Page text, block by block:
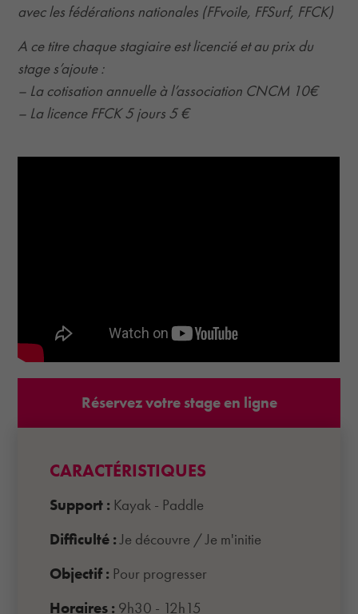
avec les fédérations nationales (FFvoile, FFSurf, FFCK)
A ce titre chaque stagiaire est licencié et au prix du
stage s’ajoute :
– La cotisation annuelle à l’association CNCM 10€
– La licence FFCK 5 jours 5 €
Réservez votre stage en ligne
CARACTÉRISTIQUES
Support : Kayak - Paddle
Difficulté :Je découvre /Je m'initie
Objectif : Pour progresser
Horaires : 9h30 - 12h15